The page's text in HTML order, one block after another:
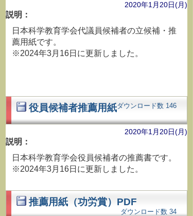
2020年1月20日(月)
説明：
日本科学教育学会代議員候補者の立候補・推
薦用紙です。
※2024年3月16日に更新しました。
役員候補者推薦用紙ダウンロード数 146
2020年1月20日(月)
説明：
日本科学教育学会役員候補者の推薦書です。
※2024年3月16日に更新しました。
推薦用紙（功労賞）PDF
ダウンロード数 34